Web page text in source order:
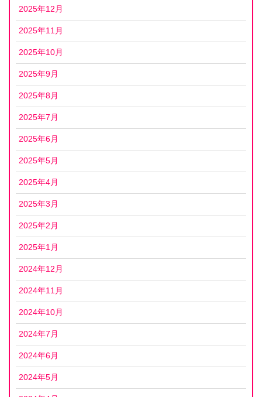
2025年12月
2025年11月
2025年10月
2025年9月
2025年8月
2025年7月
2025年6月
2025年5月
2025年4月
2025年3月
2025年2月
2025年1月
2024年12月
2024年11月
2024年10月
2024年7月
2024年6月
2024年5月